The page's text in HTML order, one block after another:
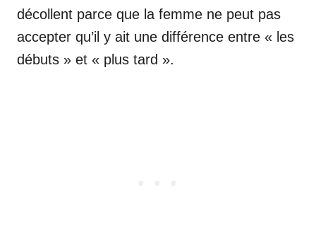
décollent parce que la femme ne peut pas
accepter qu’il y ait une différence entre « les
débuts » et « plus tard ».